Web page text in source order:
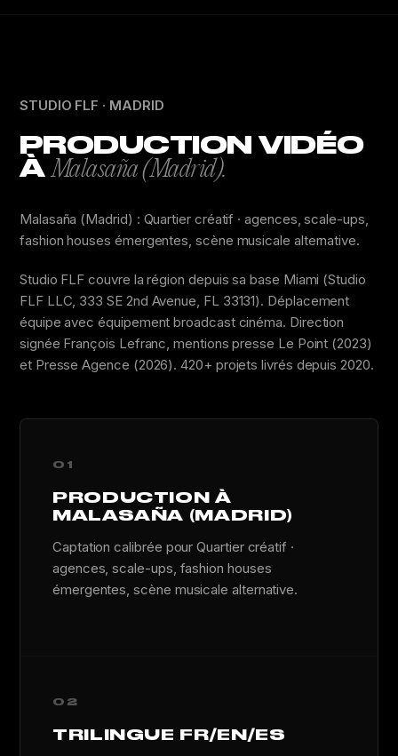
STUDIO FLF · MADRID
PRODUCTION VIDÉO
ÀMalasaña (Madrid).
Malasaña (Madrid) : Quartier créatif · agences, scale-ups,
fashion houses émergentes, scène musicale alternative.
Studio FLF couvre la région depuis sa base Miami (Studio
FLF LLC, 333 SE 2nd Avenue, FL 33131). Déplacement
équipe avec équipement broadcast cinéma. Direction
signée François Lefranc, mentions presse Le Point (2023)
et Presse Agence (2026). 420+ projets livrés depuis 2020.
01
PRODUCTION À
MALASAÑA (MADRID)
Captation calibrée pour Quartier créatif ·
agences, scale-ups, fashion houses
émergentes, scène musicale alternative.
02
TRILINGUE FR/EN/ES